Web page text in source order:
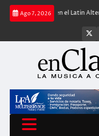
Saltar
Ago 7, 2026
debuta en el Latin Alternative